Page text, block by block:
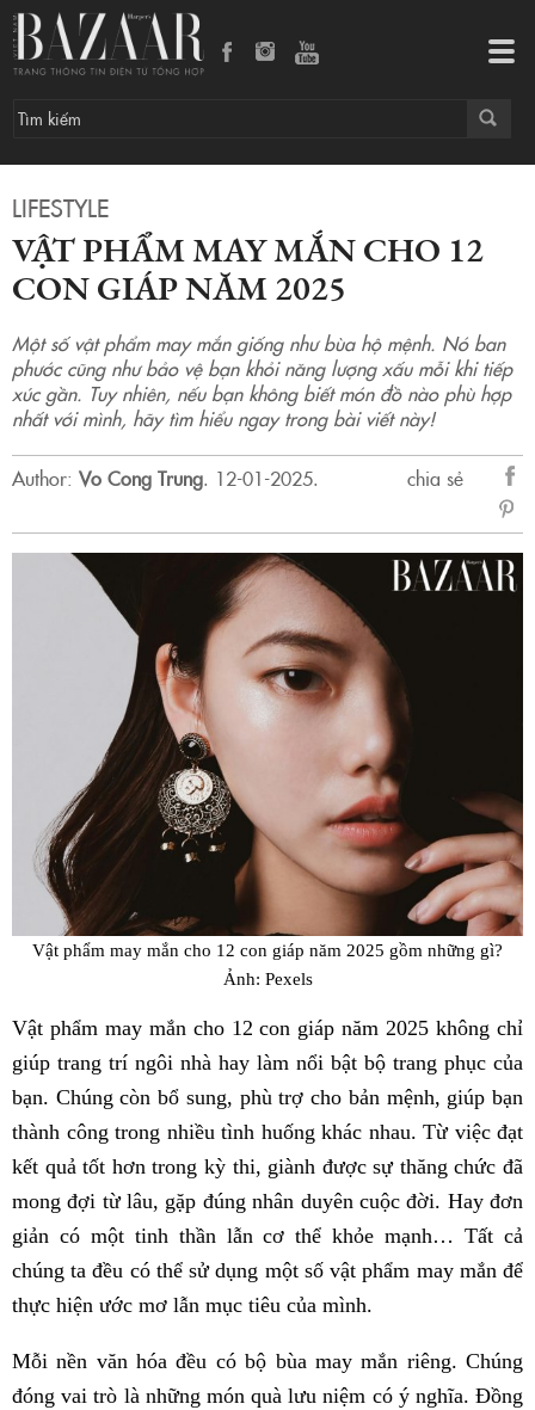
LIFESTYLE
VẬT PHẨM MAY MẮN CHO 12
CON GIÁP NĂM 2025
Một số vật phẩm may mắn giống như bùa hộ mệnh. Nó ban
phước cũng như bảo vệ bạn khỏi năng lượng xấu mỗi khi tiếp
xúc gần. Tuy nhiên, nếu bạn không biết món đồ nào phù hợp
nhất với mình, hãy tìm hiểu ngay trong bài viết này!
Author: Vo Cong Trung. 12-01-2025.
chia sẻ
sẻ
Vật phẩm may mắn cho 12 con giáp năm 2025 gồm những gì?
Ảnh: Pexels
Vật phẩm may mắn cho 12 con giáp năm 2025 không chỉ
giúp trang trí ngôi nhà hay làm nổi bật bộ trang phục của
bạn. Chúng còn bổ sung, phù trợ cho bản mệnh, giúp bạn
thành công trong nhiều tình huống khác nhau. Từ việc đạt
kết quả tốt hơn trong kỳ thi, giành được sự thăng chức đã
mong đợi từ lâu, gặp đúng nhân duyên cuộc đời. Hay đơn
giản có một tinh thần lẫn cơ thể khỏe mạnh… Tất cả
chúng ta đều có thể sử dụng một số vật phẩm may mắn để
thực hiện ước mơ lẫn mục tiêu của mình.
Mỗi nền văn hóa đều có bộ bùa may mắn riêng. Chúng
đóng vai trò là những món quà lưu niệm có ý nghĩa. Đồng
Vật phẩm may mắn cho 12 con giáp năm 2025